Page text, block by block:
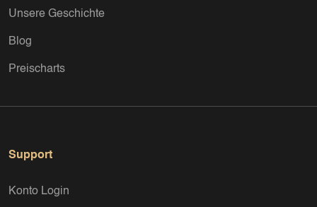
Unsere Geschichte
Blog
Preischarts
Support
Konto Login